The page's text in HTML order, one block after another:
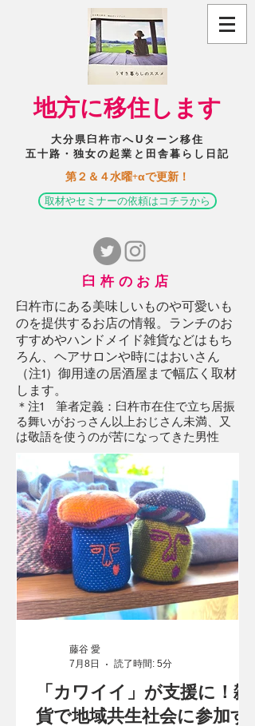
​地方に移住します
大分県臼杵市へUターン移住
五十路・独女の起業と田舎暮らし日記
​第２＆４水曜+αで更新！
取材やセミナーの依頼はコチラから
臼杵のお店
臼杵市にある美味しいものや可愛いも
のを提供するお店の情報。ランチのお
すすめやハンドメイド雑貨などはもち
ろん、ヘアサロンや時にはおいさん
（注1）御用達の居酒屋まで幅広く取材
します。
＊注1 筆者定義：臼杵市在住で立ち居振
る舞いがおっさん以上おじさん未満、又
は敬語を使うのが苦になってきた男性
「カワイイ」が支援に！雑
貨で地域共生社会に参加す
藤谷 愛
7月8日
読了時間: 5分